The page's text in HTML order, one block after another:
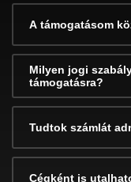
A támogatásom
Milyen jogi
támogatásra?
Tudtok számlát
Cégként is